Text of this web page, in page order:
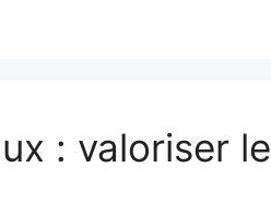
: valoriser le